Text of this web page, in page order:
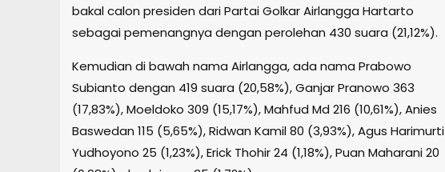
bakal calon presiden dari Partai Golkar Airlangga Hartarto
sebagai pemenangnya dengan perolehan 430 suara (21,12%).
Kemudian di bawah nama Airlangga, ada nama Prabowo
Subianto dengan 419 suara (20,58%), Ganjar Pranowo 363
(17,83%), Moeldoko 309 (15,17%), Mahfud Md 216 (10,61%), Anies
Baswedan 115 (5,65%), Ridwan Kamil 80 (3,93%), Agus Harimurti
Yudhoyono 25 (1,23%), Erick Thohir 24 (1,18%), Puan Maharani 20